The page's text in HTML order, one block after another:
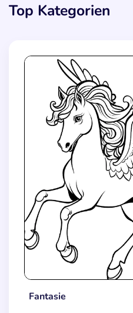
Top Kategorien
Fantasie